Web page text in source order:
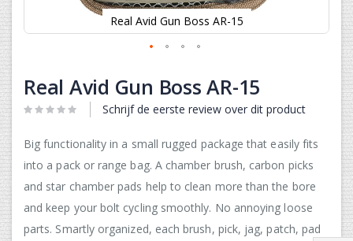
Real Avid Gun Boss AR-15
naar
het
begin
afbeeldingen-
gallerij
Real Avid Gun Boss AR-15
Schrijf de eerste review over dit product
Big functionality in a small rugged package that easily fits
into a pack or range bag. A chamber brush, carbon picks
and star chamber pads help to clean more than the bore
and keep your bolt cycling smoothly. No annoying loose
parts. Smartly organized, each brush, pick, jag, patch, pad